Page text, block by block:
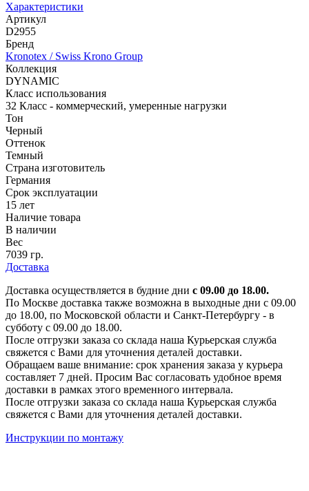
Характеристики
Артикул
D2955
Бренд
Kronotex / Swiss Krono Group
Коллекция
DYNAMIC
Класс использования
32 Класс - коммерческий, умеренные нагрузки
Тон
Черный
Оттенок
Темный
Страна изготовитель
Германия
Срок эксплуатации
15 лет
Наличие товара
В наличии
Вес
7039 гр.
Доставка
Доставка осуществляется в будние дни с 09.00 до 18.00.
По Москве доставка также возможна в выходные дни с 09.00
до 18.00, по Московской области и Санкт-Петербургу - в
субботу с 09.00 до 18.00.
После отгрузки заказа со склада наша Курьерская служба
свяжется с Вами для уточнения деталей доставки.
Обращаем ваше внимание: срок хранения заказа у курьера
составляет 7 дней. Просим Вас согласовать удобное время
доставки в рамках этого временного интервала.
После отгрузки заказа со склада наша Курьерская служба
свяжется с Вами для уточнения деталей доставки.
Инструкции по монтажу